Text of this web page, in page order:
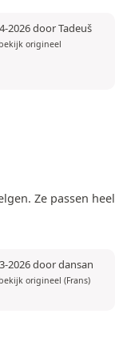
2026 door Tadeuš
bekijk origineel
Ze passen heel
2026 door dansan
bekijk origineel (Frans)